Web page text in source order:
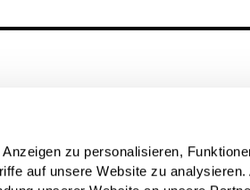
zu personalisieren,
auf unsere Website zu analysieren.